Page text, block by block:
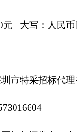
元 大写：人民币
市特采招标代理